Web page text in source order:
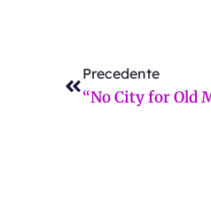
Precedente
“No City for Old